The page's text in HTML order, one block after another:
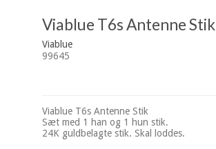
Viablue T6s Antenne Stik
Viablue
99645
Viablue T6s Antenne Stik
Sæt med 1 han og 1 hun stik.
24K guldbelagte stik. Skal loddes.